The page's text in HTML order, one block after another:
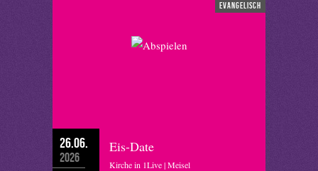
evangelisch
26.06.
2026
Eis-Date
Kirche in 1Live | Meisel